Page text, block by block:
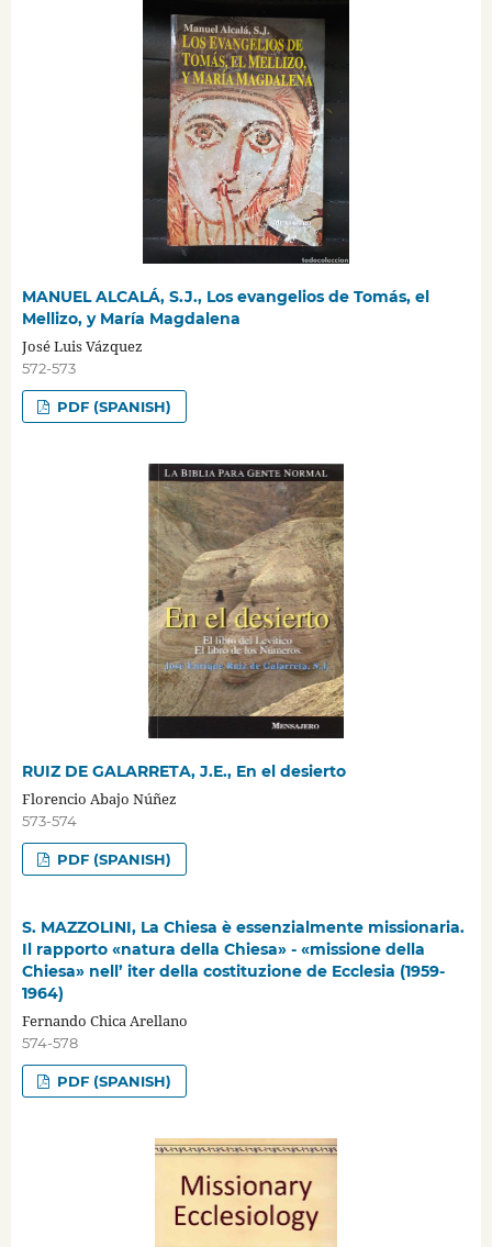
MANUEL ALCALÁ, S.J., Los evangelios de Tomás, el
Mellizo, y María Magdalena
José Luis Vázquez
572-573
PDF (SPANISH)
RUIZ DE GALARRETA, J.E., En el desierto
Florencio Abajo Núñez
573-574
PDF (SPANISH)
S. MAZZOLINI, La Chiesa è essenzialmente missionaria.
Il rapporto «natura della Chiesa» - «missione della
Chiesa» nell’ iter della costituzione de Ecclesia (1959-
1964)
Fernando Chica Arellano
574-578
PDF (SPANISH)